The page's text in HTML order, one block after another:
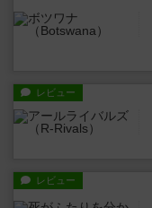
レビュー
レビュー